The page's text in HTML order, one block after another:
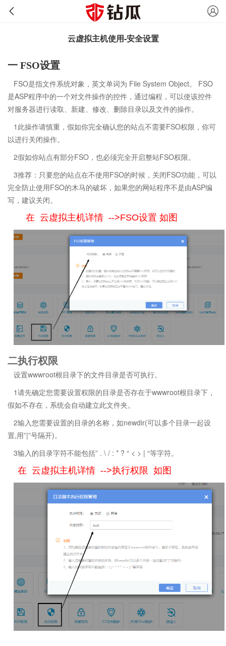
云虚拟主机使用-安全设置
一 FSO设置
FSO是指文件系统对象，英文单词为 File System Object。 FSO
是ASP程序中的一个对文件操作的控件，通过编程，可以使该控件
对服务器进行读取、新建、修改、删除目录以及文件的操作。
1此操作请慎重，假如你完全确认您的站点不需要FSO权限，你可
以进行关闭操作。
2假如你站点有部分FSO，也必须完全开启整站FSO权限。
3推荐：只要您的站点在不使用FSO的时候，关闭FSO功能，可以
完全防止使用FSO的木马的破坏，如果您的网站程序不是由ASP编
写，建议关闭。
在 云虚拟主机详情 -->FSO设置 如图
二执行权限
设置wwwroot根目录下的文件目录是否可执行。
1请先确定您需要设置权限的目录是否存在于wwwroot根目录下，
假如不存在，系统会自动建立此文件夹。
2输入您需要设置的目录的名称，如newdir(可以多个目录一起设
置,用”|”号隔开)。
3输入的目录字符不能包括” . \ / : * ? “ < > | “等字符。
在 云虚拟主机详情 -->执行权限 如图